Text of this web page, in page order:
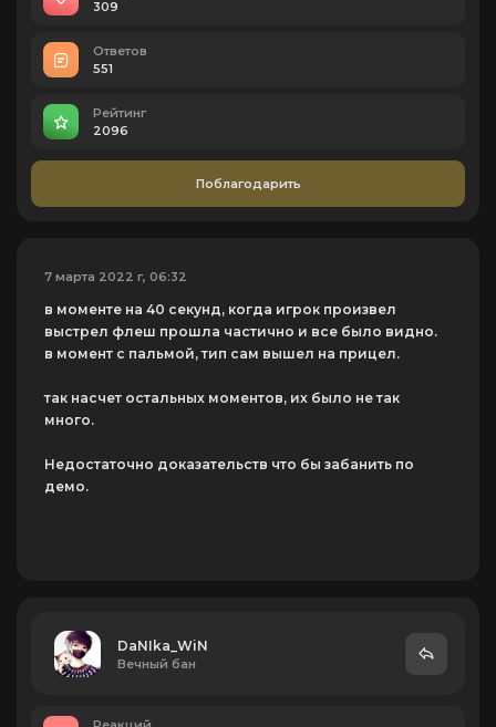
309
Ответов
551
Рейтинг
2096
Поблагодарить
7 марта 2022 г, 06:32
в моменте на 40 секунд, когда игрок произвел
выстрел флеш прошла частично и все было видно.
в момент с пальмой, тип сам вышел на прицел.
так насчет остальных моментов, их было не так
много.
Недостаточно доказательств что бы забанить по
демо.
DaNIka_WiN
Вечный бан